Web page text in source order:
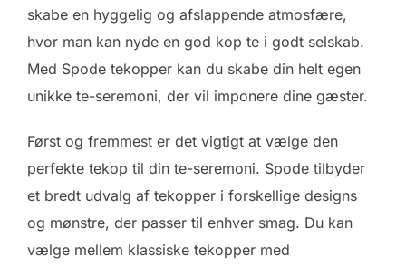
skabe en hyggelig og afslappende atmosfære,
hvor man kan nyde en god kop te i godt selskab.
Med Spode tekopper kan du skabe din helt egen
unikke te-seremoni, der vil imponere dine gæster.
Først og fremmest er det vigtigt at vælge den
perfekte tekop til din te-seremoni. Spode tilbyder
et bredt udvalg af tekopper i forskellige designs
og mønstre, der passer til enhver smag. Du kan
vælge mellem klassiske tekopper med